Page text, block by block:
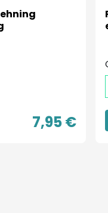
7,95 €